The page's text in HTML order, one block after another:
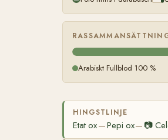
Arabiskt Fullblod 100 %
HINGSTLINJE
Etat ox—Pepi ox— 📷